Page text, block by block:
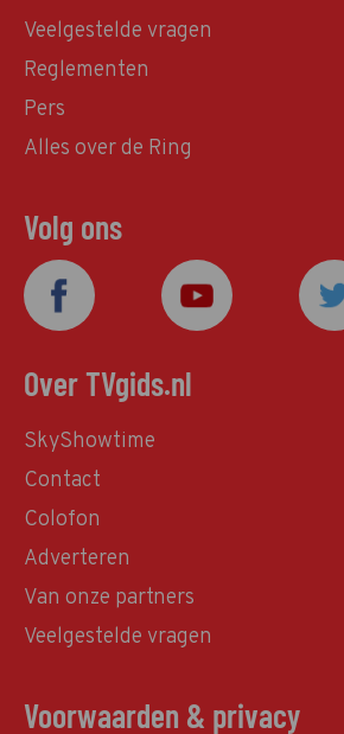
Veelgestelde vragen
Reglementen
Pers
Alles over de Ring
Volg ons
Over TVgids.nl
SkyShowtime
Contact
Colofon
Adverteren
Van onze partners
Veelgestelde vragen
Voorwaarden & privacy